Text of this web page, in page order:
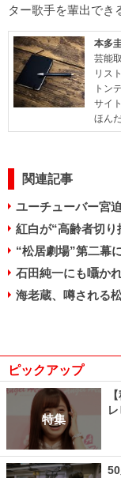
ター歌手を輩出でき
本多
芸能
リス
トン
サイ
ほん
関連記事
ユーチューバー宮
紅白が“高齢者切
“松居劇場”第二幕
石田純一にも囁か
海老蔵、噂される
ピックアップ
特集